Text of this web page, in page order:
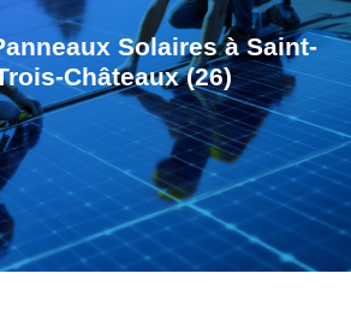
Solaires à Saint-
Châteaux (26)